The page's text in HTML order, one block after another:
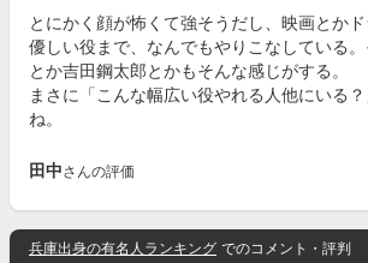
とにかく顔が怖くて強そうだし、映画とか
優しい役まで、なんでもやりこなしている
とか吉田鋼太郎とかもそんな感じがする。
まさに「こんな幅広い役やれる人他にいる
ね。
田中さんの評価
兵庫出身の有名人ランキング でのコメント・評判